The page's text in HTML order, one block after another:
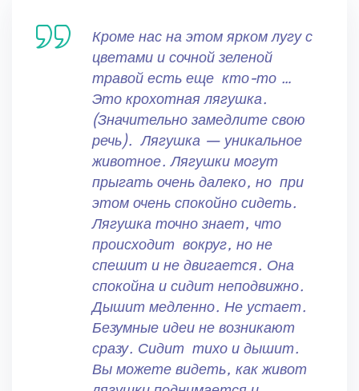
Кроме нас на этом ярком лугу с
цветами и сочной зеленой
травой есть еще кто-то …
Это крохотная лягушка.
(Значительно замедлите свою
речь). Лягушка — уникальное
животное. Лягушки могут
прыгать очень далеко, но при
этом очень спокойно сидеть.
Лягушка точно знает, что
происходит вокруг, но не
спешит и не двигается. Она
спокойна и сидит неподвижно.
Дышит медленно. Не устает.
Безумные идеи не возникают
сразу. Сидит тихо и дышит.
Вы можете видеть, как живот